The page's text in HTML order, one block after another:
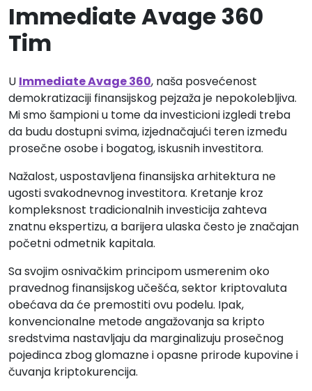
Immediate Avage 360
Tim
U Immediate Avage 360, naša posvećenost
demokratizaciji finansijskog pejzaža je nepokolebljiva.
Mi smo šampioni u tome da investicioni izgledi treba
da budu dostupni svima, izjednačajući teren između
prosečne osobe i bogatog, iskusnih investitora.
Nažalost, uspostavljena finansijska arhitektura ne
ugosti svakodnevnog investitora. Kretanje kroz
kompleksnost tradicionalnih investicija zahteva
znatnu ekspertizu, a barijera ulaska često je značajan
početni odmetnik kapitala.
Sa svojim osnivačkim principom usmerenim oko
pravednog finansijskog učešća, sektor kriptovaluta
obećava da će premostiti ovu podelu. Ipak,
konvencionalne metode angažovanja sa kripto
sredstvima nastavljaju da marginalizuju prosečnog
pojedinca zbog glomazne i opasne prirode kupovine i
čuvanja kriptokurencija.